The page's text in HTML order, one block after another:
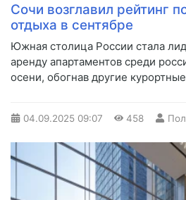
Сочи возглавил рейтинг
отдыха в сентябре
Южная столица России стала
аренду апартаментов среди
осени, обогнав другие
04.09.2025 09:07 458